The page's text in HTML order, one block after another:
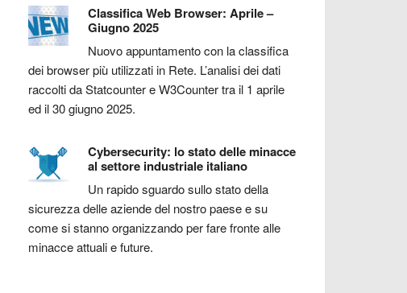
Classifica Web Browser: Aprile –
Giugno 2025
Nuovo appuntamento con la classifica
dei browser più utilizzati in Rete. L’analisi dei dati
raccolti da Statcounter e W3Counter tra il 1 aprile
ed il 30 giugno 2025.
Cybersecurity: lo stato delle minacce
al settore industriale italiano
Un rapido sguardo sullo stato della
sicurezza delle aziende del nostro paese e su
come si stanno organizzando per fare fronte alle
minacce attuali e future.